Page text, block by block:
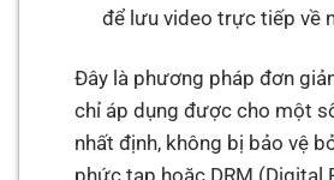
để lưu video trực tiếp về
Đây là phương pháp đơn
chỉ áp dụng được cho một
nhất định, không bị bảo vệ